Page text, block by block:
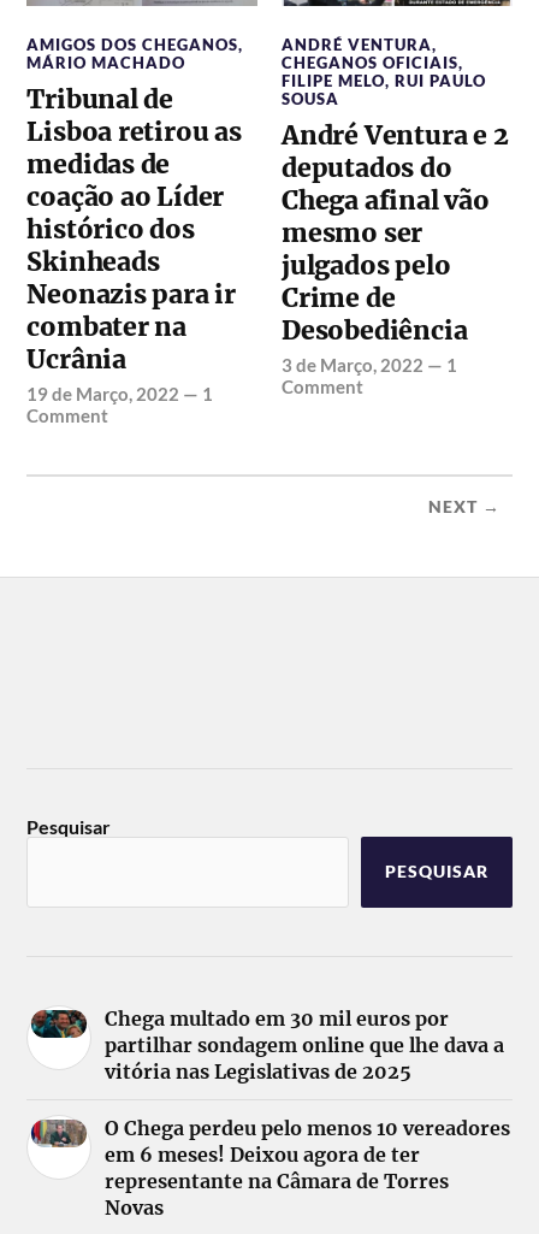
AMIGOS DOS CHEGANOS,
MÁRIO MACHADO
Tribunal de
Lisboa retirou as
medidas de
coação ao Líder
histórico dos
Skinheads
Neonazis para ir
combater na
Ucrânia
19 de Março, 2022 — 1
Comment
ANDRÉ VENTURA,
CHEGANOS OFICIAIS,
FILIPE MELO,RUI PAULO
SOUSA
André Ventura e 2
deputados do
Chega afinal vão
mesmo ser
julgados pelo
Crime de
Desobediência
3 de Março, 2022 — 1
Comment
NEXT →
Pesquisar
PESQUISAR
Chega multado em 30 mil euros por
partilhar sondagem online que lhe dava a
vitória nas Legislativas de 2025
O Chega perdeu pelo menos 10 vereadores
em 6 meses! Deixou agora de ter
representante na Câmara de Torres
Novas